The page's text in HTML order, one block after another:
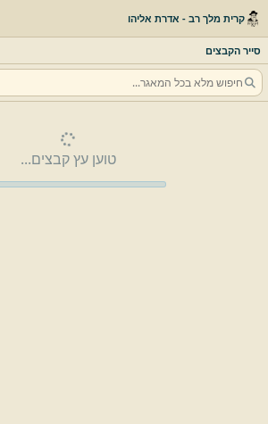
קרית מלך רב - אדרת אליהו
סייר הקבצים
טוען עץ קבצים...